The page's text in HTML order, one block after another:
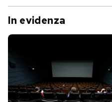
In evidenza